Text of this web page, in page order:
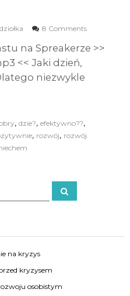
8 Comments
na Spreakerze >>
<< Jaki dzień,
niezwykle
, dzie?, efektywno??,
, rozwój, rozwój
S
e
na kryzys
kryzysem
osobistym